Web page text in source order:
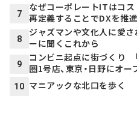
7
なぜコーポレートITはコス
再定義することでDXを推進
8
ジャズマンや文化人に愛さ
ーに聞くこれから
9
コンビニ起点に街づくり
圏1号店、東京・日野にオー
10 マニアックな北口を歩く